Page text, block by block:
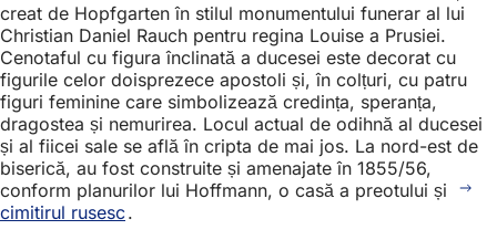
creat de Hopfgarten în stilul monumentului funerar al lui
Christian Daniel Rauch pentru regina Louise a Prusiei.
Cenotaful cu figura înclinată a ducesei este decorat cu
figurile celor doisprezece apostoli și, în colțuri, cu patru
figuri feminine care simbolizează credința, speranța,
dragostea și nemurirea. Locul actual de odihnă al ducesei
și al fiicei sale se află în cripta de mai jos. La nord-est de
biserică, au fost construite și amenajate în 1855/56,
conform planurilor lui Hoffmann, o casă a preotului și
cimitirul rusesc.